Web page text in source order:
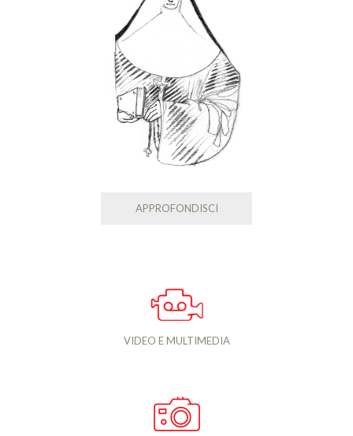
APPROFONDISCI
VIDEO E MULTIMEDIA